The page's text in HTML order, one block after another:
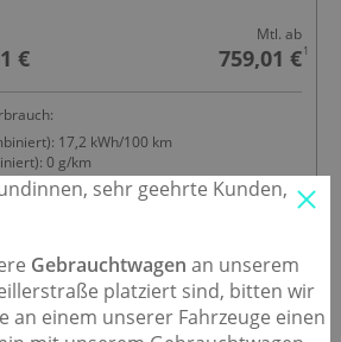
€
Mtl. ab
759,01 €1
17,2 kWh/100 km
0 g/km
sehr geehrte Kunden,
Gebrauchtwagen an unserem
platziert sind, bitten wir
an einem unserer Fahrzeuge einen